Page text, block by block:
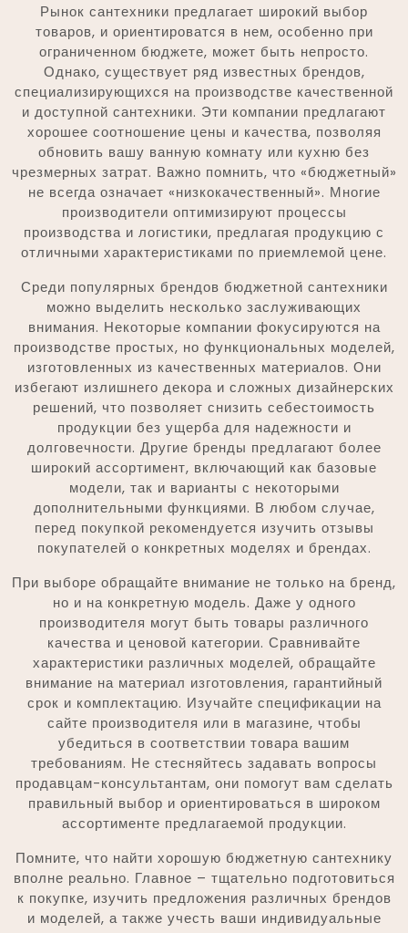
Рынок сантехники предлагает широкий выбор
товаров, и ориентироватся в нем, особенно при
ограниченном бюджете, может быть непросто.
Однако, существует ряд известных брендов,
специализирующихся на производстве качественной
и доступной сантехники. Эти компании предлагают
хорошее соотношение цены и качества, позволяя
обновить вашу ванную комнату или кухню без
чрезмерных затрат. Важно помнить, что «бюджетный»
не всегда означает «низкокачественный». Многие
производители оптимизируют процессы
производства и логистики, предлагая продукцию с
отличными характеристиками по приемлемой цене.
Среди популярных брендов бюджетной сантехники
можно выделить несколько заслуживающих
внимания. Некоторые компании фокусируются на
производстве простых, но функциональных моделей,
изготовленных из качественных материалов. Они
избегают излишнего декора и сложных дизайнерских
решений, что позволяет снизить себестоимость
продукции без ущерба для надежности и
долговечности. Другие бренды предлагают более
широкий ассортимент, включающий как базовые
модели, так и варианты с некоторыми
дополнительными функциями. В любом случае,
перед покупкой рекомендуется изучить отзывы
покупателей о конкретных моделях и брендах.
При выборе обращайте внимание не только на бренд,
но и на конкретную модель. Даже у одного
производителя могут быть товары различного
качества и ценовой категории. Сравнивайте
характеристики различных моделей, обращайте
внимание на материал изготовления, гарантийный
срок и комплектацию. Изучайте спецификации на
сайте производителя или в магазине, чтобы
убедиться в соответствии товара вашим
требованиям. Не стесняйтесь задавать вопросы
продавцам-консультантам, они помогут вам сделать
правильный выбор и ориентироваться в широком
ассортименте предлагаемой продукции.
Помните, что найти хорошую бюджетную сантехнику
вполне реально. Главное – тщательно подготовиться
к покупке, изучить предложения различных брендов
и моделей, а также учесть ваши индивидуальные